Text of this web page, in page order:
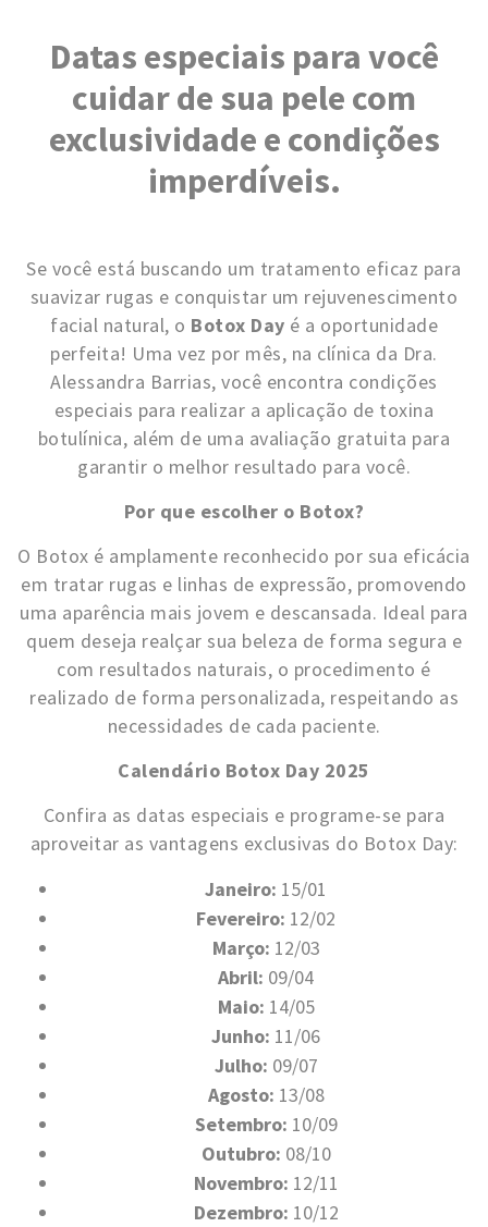
Datas especiais para você
cuidar de sua pele com
exclusividade e condições
imperdíveis.
Se você está buscando um tratamento eficaz para
suavizar rugas e conquistar um rejuvenescimento
facial natural, o Botox Day é a oportunidade
perfeita! Uma vez por mês, na clínica da Dra.
Alessandra Barrias, você encontra condições
especiais para realizar a aplicação de toxina
botulínica, além de uma avaliação gratuita para
garantir o melhor resultado para você.
Por que escolher o Botox?
O Botox é amplamente reconhecido por sua eficácia
em tratar rugas e linhas de expressão, promovendo
uma aparência mais jovem e descansada. Ideal para
quem deseja realçar sua beleza de forma segura e
com resultados naturais, o procedimento é
realizado de forma personalizada, respeitando as
necessidades de cada paciente.
Calendário Botox Day 2025
Confira as datas especiais e programe-se para
aproveitar as vantagens exclusivas do Botox Day:
Janeiro: 15/01
Fevereiro: 12/02
Março: 12/03
Abril: 09/04
Maio: 14/05
Junho: 11/06
Julho: 09/07
Agosto: 13/08
Setembro: 10/09
Outubro: 08/10
Novembro: 12/11
Dezembro: 10/12